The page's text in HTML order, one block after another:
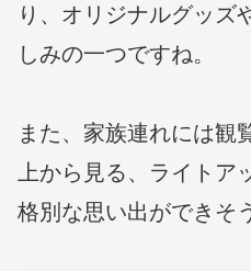
り、オリジナルグッズ
しみの一つですね。
また、家族連れには観
上から見る、ライトア
格別な思い出ができそ